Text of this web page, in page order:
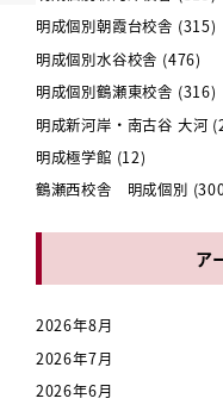
明成個別朝霞台校舎 (315)
明成個別水谷校舎 (476)
明成個別鶴瀬東校舎 (316)
明成新河岸・南古谷 大河
明成極学館 (12)
鶴瀬西校舎 明成個別
ア
2026年8月
2026年7月
2026年6月